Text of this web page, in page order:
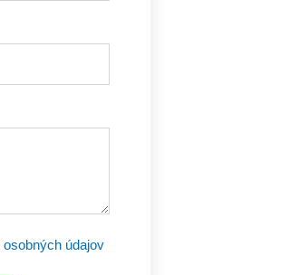
osobných údajov